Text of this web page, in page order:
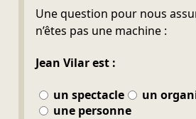
Une question pour nous
n’êtes pas une machine :
Jean Vilar est :
un spectacle
un
une personne
Ne pas remplir